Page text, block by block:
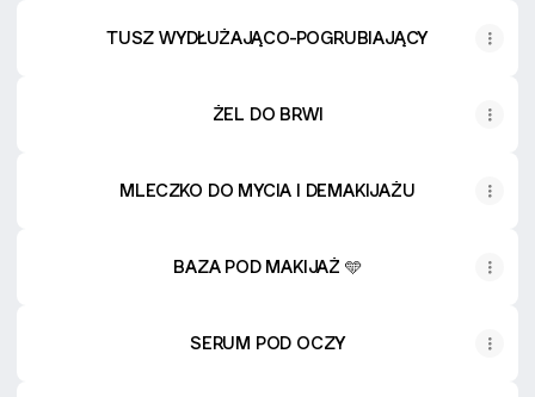
TUSZ WYDŁUŻAJĄCO-POGRUBIAJĄCY
ŻEL DO BRWI
MLECZKO DO MYCIA I DEMAKIJAŻU
BAZA POD MAKIJAŻ 🩵
SERUM POD OCZY